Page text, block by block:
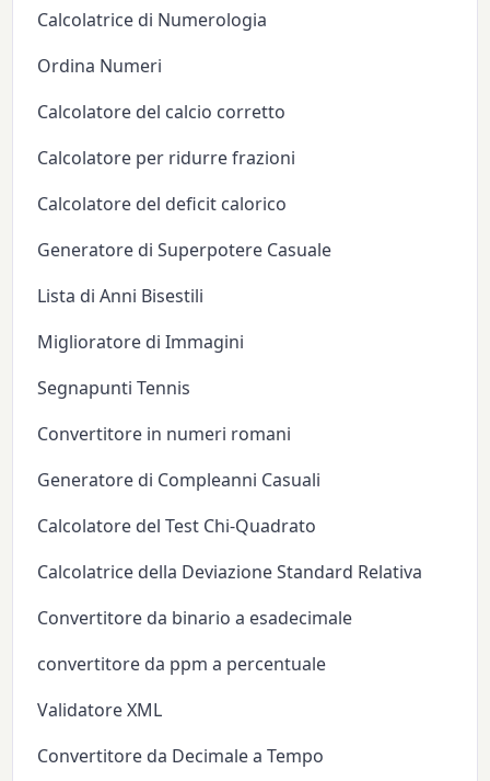
Calcolatrice di Numerologia
Ordina Numeri
Calcolatore del calcio corretto
Calcolatore per ridurre frazioni
Calcolatore del deficit calorico
Generatore di Superpotere Casuale
Lista di Anni Bisestili
Miglioratore di Immagini
Segnapunti Tennis
Convertitore in numeri romani
Generatore di Compleanni Casuali
Calcolatore del Test Chi-Quadrato
Calcolatrice della Deviazione Standard Relativa
Convertitore da binario a esadecimale
convertitore da ppm a percentuale
Validatore XML
Convertitore da Decimale a Tempo